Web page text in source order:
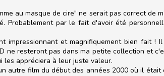
au masque de cire" ne serait pas correct
Probablement par le fait d'avoir été
impressionnant et magnifiquement bien fait
ne resteront pas dans ma petite collection et
les appréciera à leur juste valeur.
autre film du début des années 2000 où il